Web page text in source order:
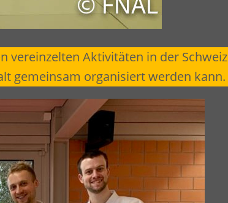
vereinzelten Aktivitäten in der Schweiz
gemeinsam organisiert werden kann.